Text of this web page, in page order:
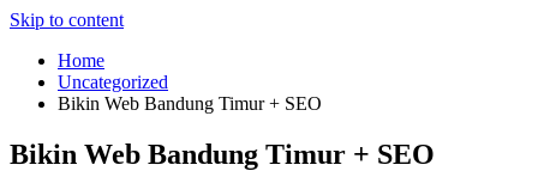
Skip to content
Home
Uncategorized
Bikin Web Bandung Timur + SEO
Bikin Web Bandung Timur + SEO